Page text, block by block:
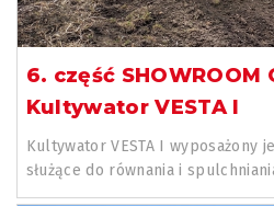
6. część SHOWROOM
Kultywator VESTA I
Kultywator VESTA I wyposażony
służące do równania i
przeznaczony...